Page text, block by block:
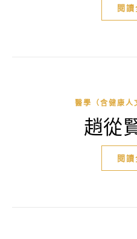
閱讀
醫學（含健康人
趙從
閱讀